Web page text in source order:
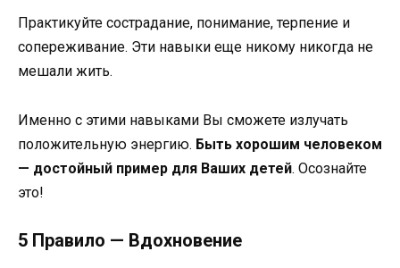
Практикуйте сострадание, понимание, терпение и
сопереживание. Эти навыки еще никому никогда не
мешали жить.
Именно с этими навыками Вы сможете излучать
положительную энергию. Быть хорошим человеком
— достойный пример для Ваших детей. Осознайте
это!
5 Правило — Вдохновение